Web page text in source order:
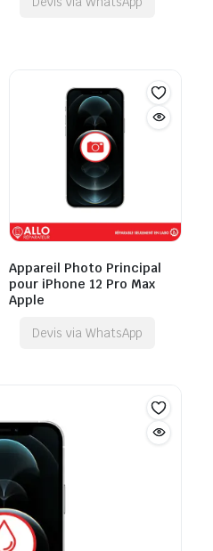
Appareil Photo Principal
pour iPhone 12 Pro Max
Apple
Devis via WhatsApp